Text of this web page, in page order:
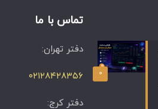
۰
تماس با ما
دفتر تهران:
۰۲۱۲۸۴۲۸۳۵۶
دفتر کرج: